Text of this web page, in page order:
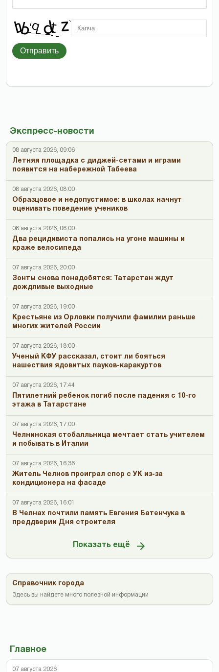
Экспресс-новости
08 августа 2026, 09:06
Летняя площадка с диджей-сетами и играми
появится на набережной Табеева
08 августа 2026, 08:00
Образцовое и недопустимое: в школах начнут
оценивать поведение учеников
08 августа 2026, 06:00
Два рецидивиста попались на угоне машины и
краже велосипеда
07 августа 2026, 20:00
Зонты снова понадобятся: Татарстан ждут
дождливые выходные
07 августа 2026, 19:00
Крестьяне из Орловки получили фамилии раньше
многих жителей России
07 августа 2026, 18:00
Ученый КФУ рассказал, стоит ли бояться
нашествия ядовитых пауков-каракуртов
07 августа 2026, 17:44
Пятилетний ребенок погиб после падения с 10-го
этажа в Татарстане
07 августа 2026, 17:00
Челнинская стобалльница мечтает стать учителем
и побывать в Италии
07 августа 2026, 16:36
Житель Челнов проиграл спор с УК из-за
кондиционера на фасаде
07 августа 2026, 16:01
В Челнах почтили память Евгения Батенчука в
преддверии Дня строителя
Показать ещё
Справочник города
Здесь вы найдете много полезной информации
Главное
07 августа 2026
Отправить